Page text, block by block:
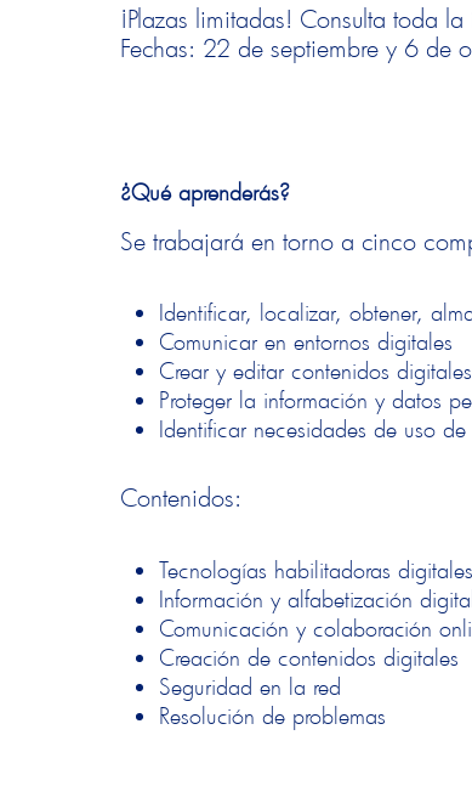
¡Plazas limitadas! Consulta toda
Fechas: 22 de septiembre y 6 de
¿Qué aprenderás?
Se trabajará en torno a cinco
Identificar, localizar, obtener,
Comunicar en entornos digitales
Crear y editar contenidos digitales
Proteger la información y datos
Identificar necesidades de uso de
Contenidos:
Tecnologías habilitadoras digitales
Información y alfabetización
Comunicación y colaboración
Creación de contenidos digitales
Seguridad en la red
Resolución de problemas